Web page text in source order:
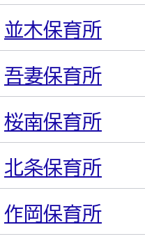
並木保育所
吾妻保育所
桜南保育所
北条保育所
作岡保育所